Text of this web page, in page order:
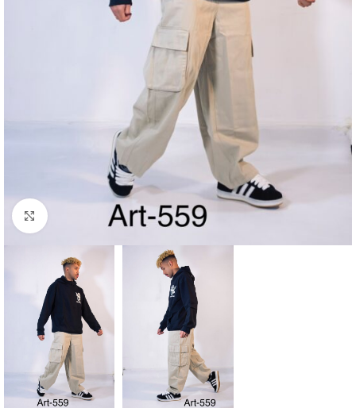
Haga Click para agrandar